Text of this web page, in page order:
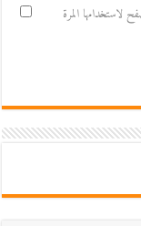
لاستخدامها المرة